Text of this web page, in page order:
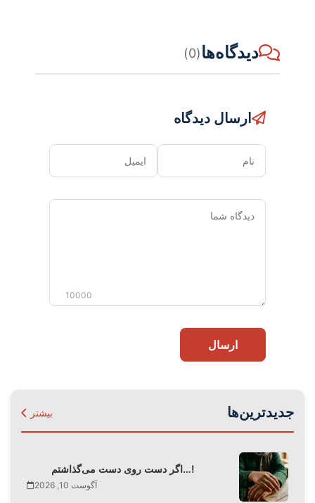
دیدگاه‌ها(0)
ارسال دیدگاه
نام ایمیل
دیدگاه
10000
ارسال
جدیدترین‌ها بیشتر
اگر دست روی دست می‌گذاشتم…!
آگوست 10, 2026